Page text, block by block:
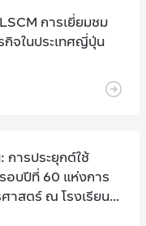
การเยี่ยมชม
จในประเทศญี่ปุ่น
ารประยุกต์ใช้
บปีที่ 60 แห่งการ
สตร์ ณ โรงเรียน